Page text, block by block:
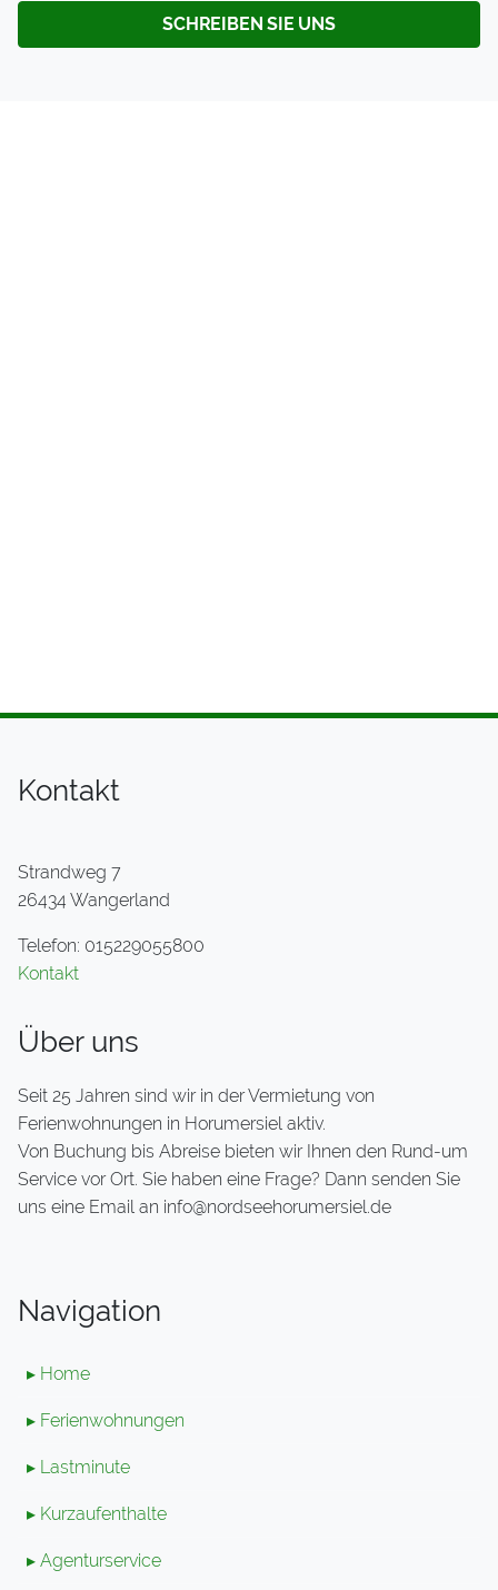
SCHREIBEN SIE UNS
Kontakt
Strandweg 7
26434 Wangerland
Telefon: 015229055800
Kontakt
Über uns
Seit 25 Jahren sind wir in der Vermietung von
Ferienwohnungen in Horumersiel aktiv.
Von Buchung bis Abreise bieten wir Ihnen den Rund-um
Service vor Ort. Sie haben eine Frage? Dann senden Sie
uns eine Email an info@nordseehorumersiel.de
Navigation
▸ Home
▸ Ferienwohnungen
▸ Lastminute
▸ Kurzaufenthalte
▸ Agenturservice